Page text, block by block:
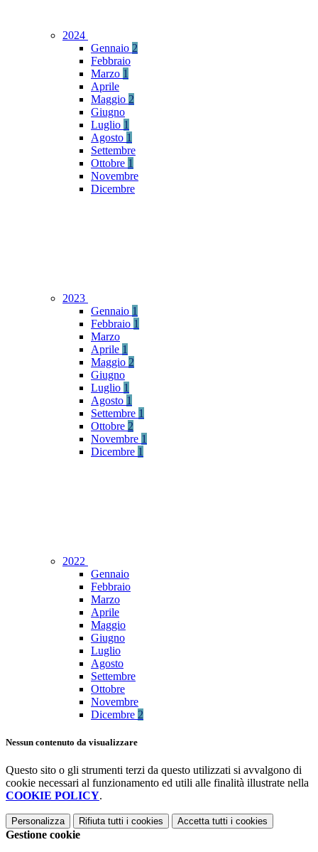
2024
Gennaio 2
Febbraio
Marzo 1
Aprile
Maggio 2
Giugno
Luglio 1
Agosto 1
Settembre
Ottobre 1
Novembre
Dicembre
2023
Gennaio 1
Febbraio 1
Marzo
Aprile 1
Maggio 2
Giugno
Luglio 1
Agosto 1
Settembre 1
Ottobre 2
Novembre 1
Dicembre 1
2022
Gennaio
Febbraio
Marzo
Aprile
Maggio
Giugno
Luglio
Agosto
Settembre
Ottobre
Novembre
Dicembre 2
Nessun contenuto da visualizzare
Questo sito o gli strumenti terzi da questo utilizzati si avvalgono di
cookie necessari al funzionamento ed utili alle finalità illustrate nella
COOKIE POLICY.
Personalizza Rifiuta tutti i cookies Accetta tutti i cookies
Gestione cookie